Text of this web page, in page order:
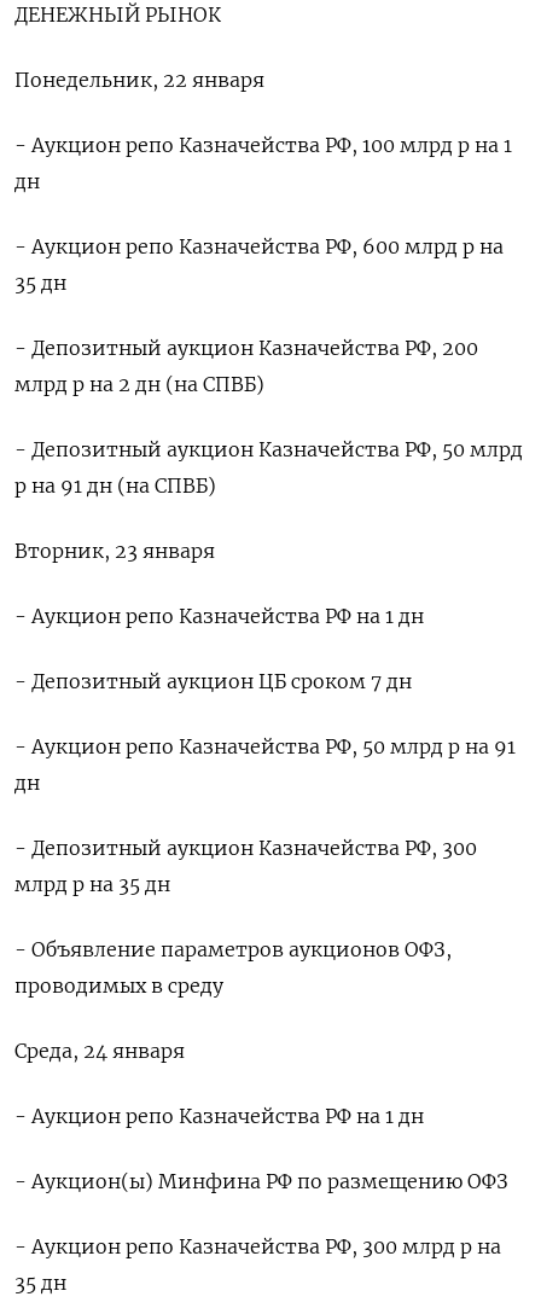
ДЕНЕЖНЫЙ РЫНОК
Понедельник, 22 января
- Аукцион репо Казначейства РФ, 100 млрд р на 1
дн
- Аукцион репо Казначейства РФ, 600 млрд р на
35 дн
- Депозитный аукцион Казначейства РФ, 200
млрд р на 2 дн (на СПВБ)
- Депозитный аукцион Казначейства РФ, 50 млрд
р на 91 дн (на СПВБ)
Вторник, 23 января
- Аукцион репо Казначейства РФ на 1 дн
- Депозитный аукцион ЦБ сроком 7 дн
- Аукцион репо Казначейства РФ, 50 млрд р на 91
дн
- Депозитный аукцион Казначейства РФ, 300
млрд р на 35 дн
- Объявление параметров аукционов ОФЗ,
проводимых в среду
Среда, 24 января
- Аукцион репо Казначейства РФ на 1 дн
- Аукцион(ы) Минфина РФ по размещению ОФЗ
- Аукцион репо Казначейства РФ, 300 млрд р на
35 дн